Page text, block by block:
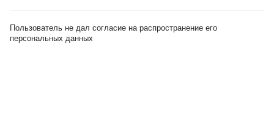
Пользователь не дал согласие на распространение его
персональных данных